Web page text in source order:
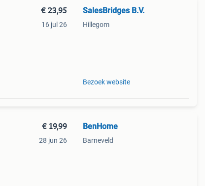
€ 23,95
16 jul 26
SalesBridges B.V.
Hillegom
Bezoek website
€ 19,99
28 jun 26
BenHome
Barneveld